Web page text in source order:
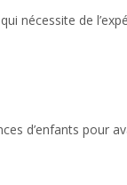
nécessite de
d’enfants pour